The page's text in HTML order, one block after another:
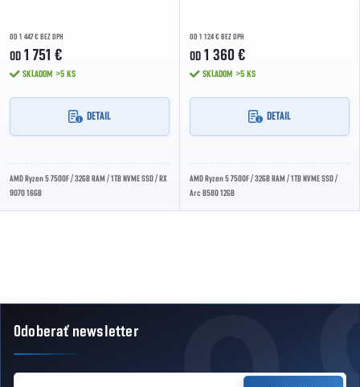
OD 1 447 € BEZ DPH
OD 1 751 €
SKLADOM >5 KS
DETAIL
AMD Ryzen 5 7500F / 32GB RAM / 1TB NVME SSD / RX
9070 16GB
OD 1 124 € BEZ DPH
OD 1 360 €
SKLADOM >5 KS
DETAIL
AMD Ryzen 5 7500F / 32GB RAM / 1TB NVME SSD /
Arc B580 12GB
Zápätie
Odoberať newsletter